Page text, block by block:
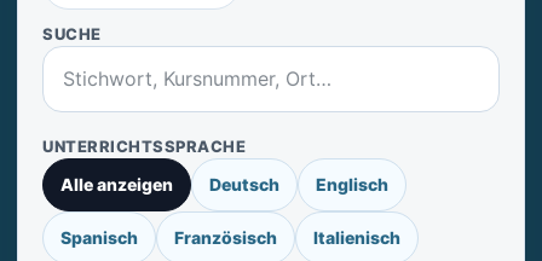
SUCHE
UNTERRICHTSSPRACHE
Alle anzeigen Deutsch Englisch
Spanisch Französisch Italienisch